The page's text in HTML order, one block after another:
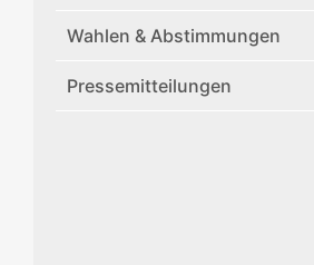
Wahlen & Abstimmungen
Pressemitteilungen